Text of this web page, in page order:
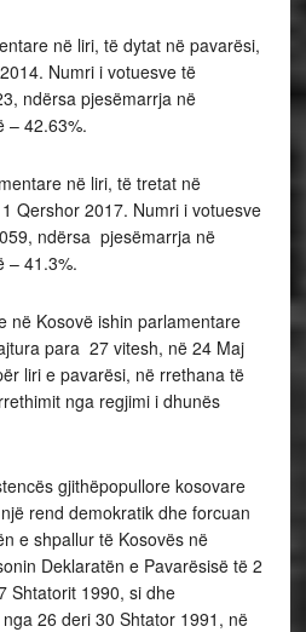
në liri, të dytat në pavarësi,
Numri i votuesve të
ndërsa pjesëmarrja në
– 42.63%.
në liri, të tretat në
Qershor 2017. Numri i votuesve
ndërsa pjesëmarrja në
– 41.3%.
në Kosovë ishin parlamentare
para 27 vitesh, në 24 Maj
liri e pavarësi, në rrethana të
nga regjimi i dhunës
gjithëpopullore kosovare
rend demokratik dhe forcuan
e shpallur të Kosovës në
Deklaratën e Pavarësisë të 2
Shtatorit 1990, si dhe
26 deri 30 Shtator 1991, në